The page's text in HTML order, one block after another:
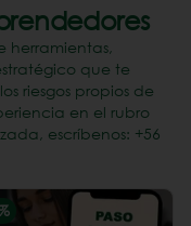
herramientas,
que te
riesgos propios de
en el rubro
escríbenos: +56